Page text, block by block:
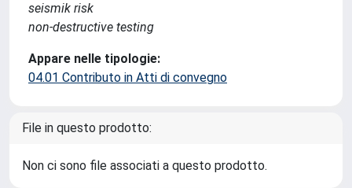
seismik risk
non-destructive testing
Appare nelle tipologie:
04.01 Contributo in Atti di convegno
File in questo prodotto:
Non ci sono file associati a questo prodotto.